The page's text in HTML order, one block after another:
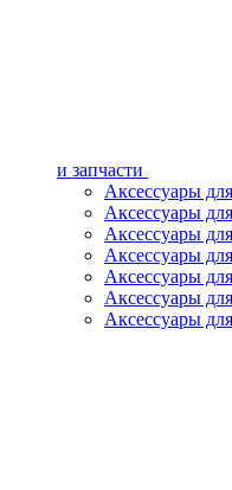
и запчасти
Аксессуары
Аксессуары
Аксессуары
Аксессуары
Аксессуары
Аксессуары
Аксессуары